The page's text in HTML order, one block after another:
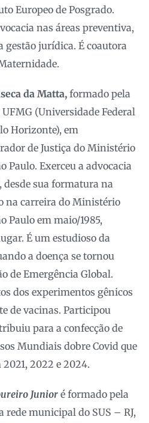
Europeo de Posgrado.
nas áreas preventiva,
gestão jurídica. É coautora
da Matta, formado pela
(Universidade Federal
Horizonte), em
de Justiça do Ministério
Paulo. Exerceu a advocacia
desde sua formatura na
na carreira do Ministério
Paulo em maio/1985,
É um estudioso da
a doença se tornou
de Emergência Global.
dos experimentos gênicos
de vacinas. Participou
para a confecção de
Mundiais dobre Covid que
2022 e 2024.
Junior é formado pela
rede municipal do SUS – RJ,